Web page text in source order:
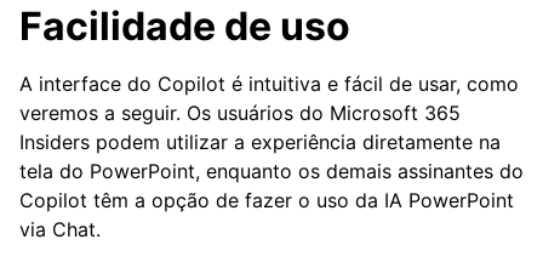
Facilidade de uso
A interface do Copilot é intuitiva e fácil de usar, como
veremos a seguir. Os usuários do Microsoft 365
Insiders podem utilizar a experiência diretamente na
tela do PowerPoint, enquanto os demais assinantes do
Copilot têm a opção de fazer o uso da IA PowerPoint
via Chat.